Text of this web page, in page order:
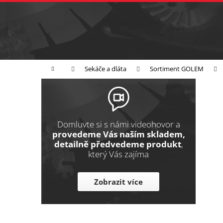
Přejít
Domů Sekáče a dláta Sortiment GOLEM
P
p
Domluvte si s námi videohovor a
provedeme Vás naším skladem,
detailně předvedeme produkt,
který Vás zajíma
Zobrazit více
K
k